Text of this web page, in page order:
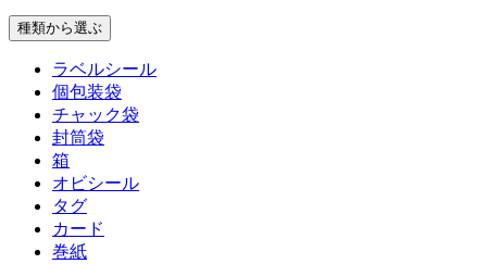
種類から選ぶ
ラベルシール
個包装袋
チャック袋
封筒袋
箱
オビシール
タグ
カード
巻紙